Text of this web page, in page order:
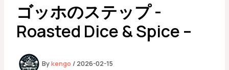
ゴッホのステップ -
Roasted Dice & Spice –
Bykengo / 2026-02-15